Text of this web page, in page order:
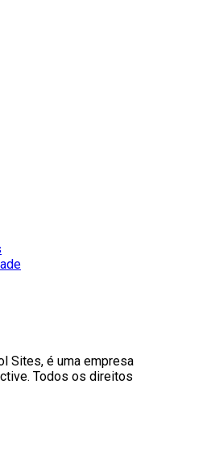
Sites, é uma empresa
Todos os direitos